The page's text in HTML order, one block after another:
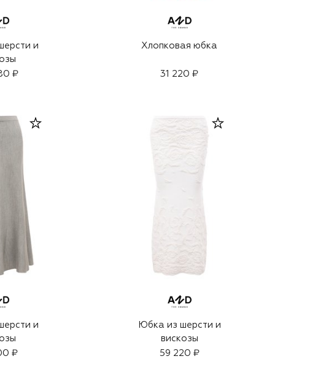
и
₽
Хлопковая юбка
31 220 ₽
и
₽
Юбка из шерсти и
вискозы
59 220 ₽